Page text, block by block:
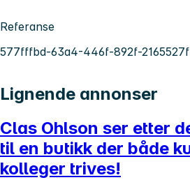
Referanse
577fffbd-63a4-446f-892f-
Lignende annonser
Clas Ohlson ser etter
til en butikk der både
kolleger trives!